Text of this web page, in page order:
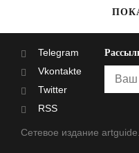
Telegram
Vkontakte
Twitter
RSS
Сетевое издание